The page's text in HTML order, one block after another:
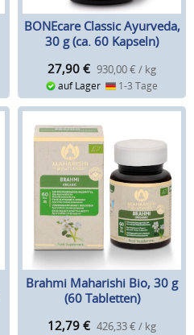
BONEcare Classic Ayurveda,
30 g (ca. 60 Kapseln)
27,90 € 930,00 € / kg
auf Lager 1-3 Tage
Brahmi Maharishi Bio, 30 g
(60 Tabletten)
12,79 € 426,33 € / kg